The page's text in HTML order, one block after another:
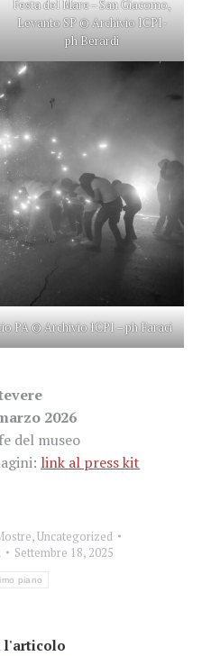
Festa del Mare – San Giacomo,
Levanto SP © Archivio ICPI-
ph Berardi
PA © Archivio ICPI – ph Faraci
2026
del museo
link al press kit
,Uncategorized
Settembre 18, 2025
piano
l'articolo